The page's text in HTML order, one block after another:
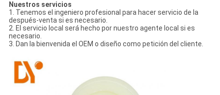
Nuestros servicios
1. Tenemos el ingeniero profesional para hacer servicio de la
después-venta si es necesario.
2. El servicio local será hecho por nuestro agente local si es
necesario.
3. Dan la bienvenida el OEM o diseño como petición del cliente.